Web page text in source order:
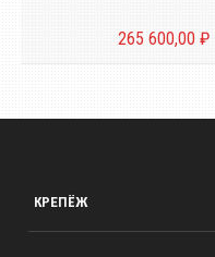
265 600,00 ₽
КРЕПЁЖ